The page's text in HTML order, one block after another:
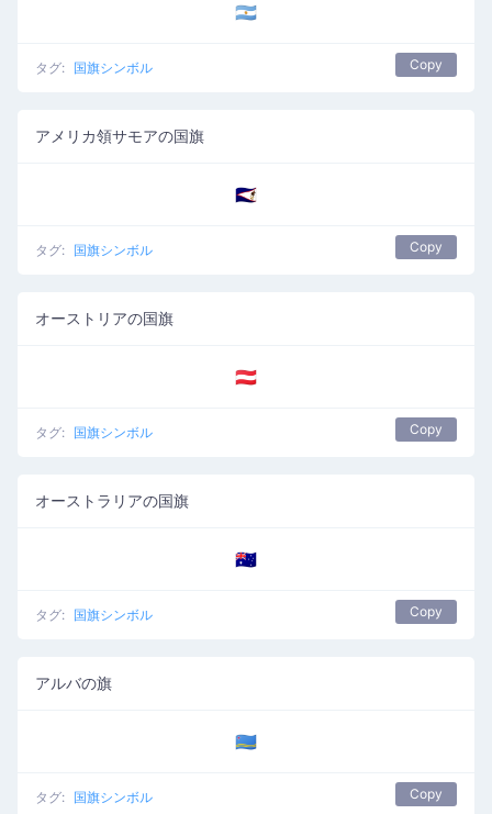
🇦🇷
タグ: 国旗シンボル Copy
アメリカ領サモアの国旗
🇦🇸
タグ: 国旗シンボル Copy
オーストリアの国旗
🇦🇹
タグ: 国旗シンボル Copy
オーストラリアの国旗
🇦🇺
タグ: 国旗シンボル Copy
アルバの旗
🇦🇼
タグ: 国旗シンボル Copy